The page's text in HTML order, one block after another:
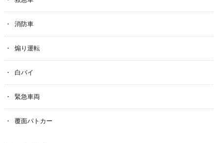
消防車
煽り運転
白バイ
緊急車両
覆面パトカー